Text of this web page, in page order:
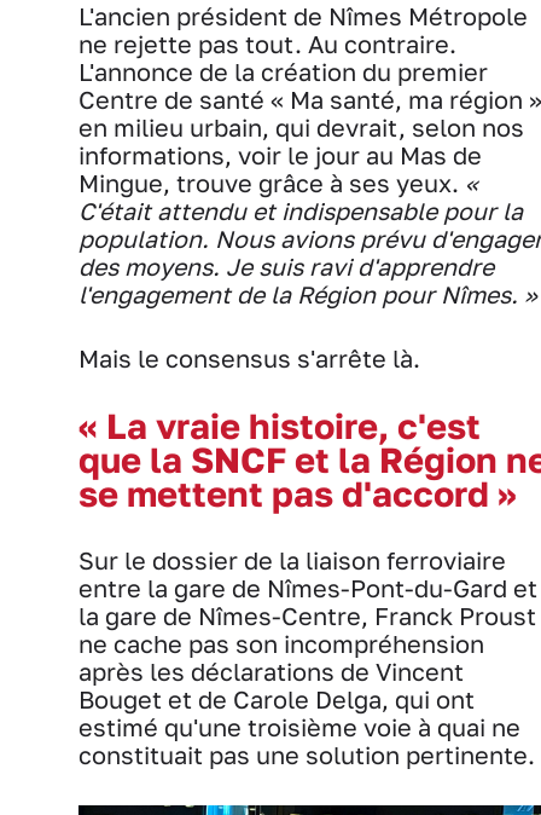
L'ancien président de Nîmes Métropole
ne rejette pas tout. Au contraire.
L'annonce de la création du premier
Centre de santé « Ma santé, ma région »
en milieu urbain, qui devrait, selon nos
informations, voir le jour au Mas de
Mingue, trouve grâce à ses yeux. «
C'était attendu et indispensable pour la
population. Nous avions prévu
des moyens. Je suis ravi d'apprendre
l'engagement de la Région pour Nîmes. »
Mais le consensus s'arrête là.
« La vraie histoire, c'est
que la SNCF et la Région
se mettent pas d'accord »
Sur le dossier de la liaison ferroviaire
entre la gare de Nîmes-Pont-du-Gard et
la gare de Nîmes-Centre, Franck Proust
ne cache pas son incompréhension
après les déclarations de Vincent
Bouget et de Carole Delga, qui ont
estimé qu'une troisième voie à quai ne
constituait pas une solution pertinente.